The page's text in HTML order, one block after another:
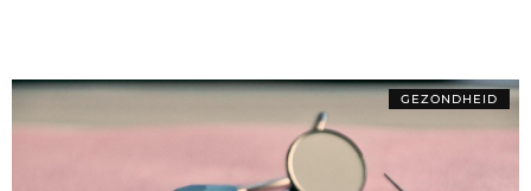
GEZONDHEID